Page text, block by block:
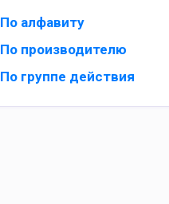
По алфавиту
По производителю
По группе действия